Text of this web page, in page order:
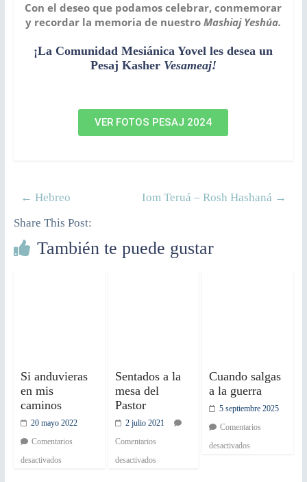
Con el deseo que podamos celebrar, conmemorar
y recordar la memoria de nuestroMashiaj Yeshúa.
¡La Comunidad Mesiánica Yovel les desea un
Pesaj KasherVesameaj!
VER FOTOS PESAJ 2024
← Hebreo Iom Teruá – Rosh Hashaná →
Share This Post:
También te puede gustar
Si anduvieras
en mis
caminos
20 mayo 2022
Comentarios
desactivados
Sentados a la
mesa del
Pastor
2 julio 2021
Comentarios
desactivados
Cuando salgas
a la guerra
5 septiembre 2025
Comentarios
desactivados